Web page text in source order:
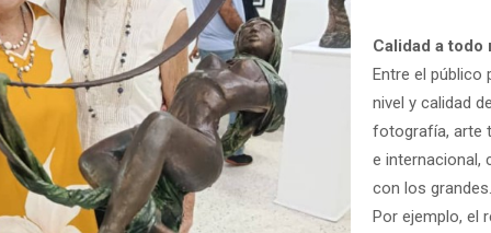
Calidad a todo
Entre el
nivel y calidad
fotografía, arte
e internacional,
con los grandes.
Por ejemplo, el